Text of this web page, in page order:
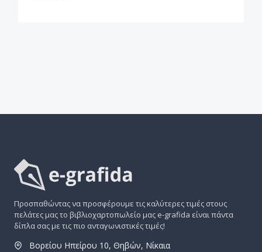
Προσπαθώντας να προσφέρουμε τις καλύτερες τιμές στους
πελάτες μας το βιβλιοχαρτοπωλείο μας e-grafida είναι πάντα
δίπλα σας με τις πιο ανταγωνιστικές τιμές!
Βορείου Ηπείρου 10, Θηβών, Νίκαια